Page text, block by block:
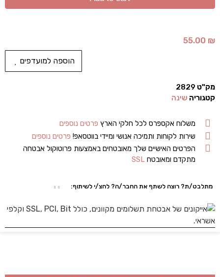
55.00 ₪
הוספה למועדפים
מק"ט 2829
קטגוריה שינה
משלוח אקספרס לכל חלקי הארץ פרטים נוספים
שירות לקוחות ותמיכה אנושי ומיידי בווטסאפ! פרטים נוספים
הפרטים האישיים שלך מאובטחים באמצעות פרוטוקול אבטחה
מתקדם ומאובטחSSL
מתלבט/ת? רוצה לשתף את החבר/ה? לחצ/י לשיתוף: